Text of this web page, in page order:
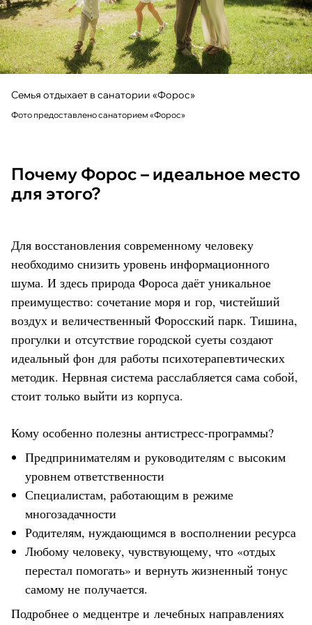
Семья отдыхает в санатории «Форос»
Фото предоставлено санаторием «Форос»
Почему Форос – идеальное место
для этого?
Для восстановления современному человеку
необходимо снизить уровень информационного
шума. И здесь природа Фороса даёт уникальное
преимущество: сочетание моря и гор, чистейший
воздух и величественный Форосский парк. Тишина,
прогулки и отсутствие городской суеты создают
идеальный фон для работы психотерапевтических
методик. Нервная система расслабляется сама собой,
стоит только выйти из корпуса.
Кому особенно полезны антистресс-программы?
Предпринимателям и руководителям с высоким
уровнем ответственности
Специалистам, работающим в режиме
многозадачности
Родителям, нуждающимся в восполнении ресурса
Любому человеку, чувствующему, что «отдых
перестал помогать» и вернуть жизненный тонус
самому не получается.
Подробнее о медцентре и лечебных направлениях